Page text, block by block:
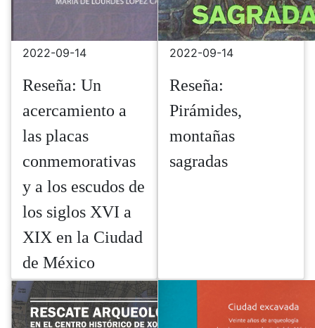
2022-09-14
Reseña: Un
acercamiento a
las placas
conmemorativas
y a los escudos de
los siglos XVI a
XIX en la Ciudad
de México
2022-09-14
Reseña:
Pirámides,
montañas
sagradas